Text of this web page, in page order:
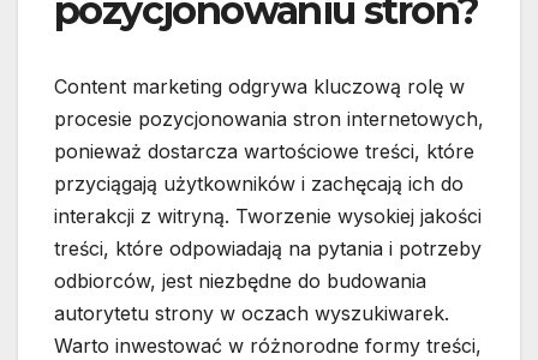
pozycjonowaniu stron?
Content marketing odgrywa kluczową rolę w
procesie pozycjonowania stron internetowych,
ponieważ dostarcza wartościowe treści, które
przyciągają użytkowników i zachęcają ich do
interakcji z witryną. Tworzenie wysokiej jakości
treści, które odpowiadają na pytania i potrzeby
odbiorców, jest niezbędne do budowania
autorytetu strony w oczach wyszukiwarek.
Warto inwestować w różnorodne formy treści,